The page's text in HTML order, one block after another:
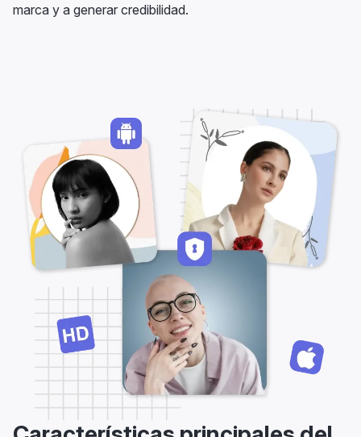
marca y a generar credibilidad.